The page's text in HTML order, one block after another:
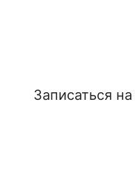
Записаться
и
технологии и